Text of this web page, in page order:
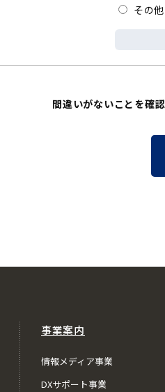
その
間違いがないことを確
事業案内
情報メディア事業
DXサポート事業